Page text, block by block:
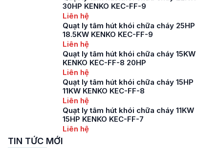
30HP KENKO KEC-FF-9
Liên hệ
Quạt ly tâm hút khói chữa cháy 25HP
18.5KW KENKO KEC-FF-9
Liên hệ
Quạt ly tâm hút khói chữa cháy 15KW
KENKO KEC-FF-8 20HP
Liên hệ
Quạt ly tâm hút khói chữa cháy 15HP
11KW KENKO KEC-FF-8
Liên hệ
Quạt ly tâm hút khói chữa cháy 11KW
15HP KENKO KEC-FF-7
Liên hệ
TIN TỨC MỚI